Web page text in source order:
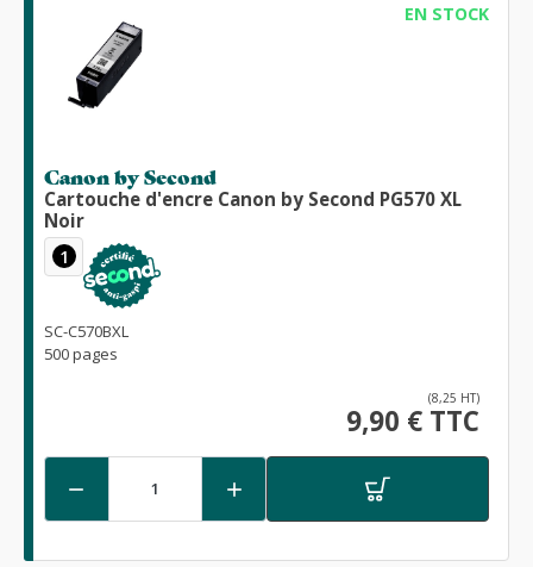
EN STOCK
Canon by Second
Cartouche d'encre Canon by Second PG570 XL
Noir
1
SC-C570BXL
500 pages
(8,25 HT)
9,90 € TTC
 